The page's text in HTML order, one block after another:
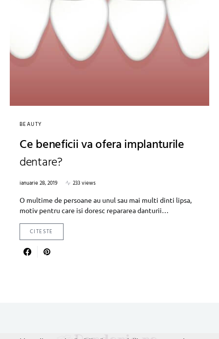
BEAUTY
Ce beneficii va ofera implanturile
dentare?
ianuarie 28, 2019
233 views
O multime de persoane au unul sau mai multi dinti lipsa,
motiv pentru care isi doresc repararea danturii…
CITESTE